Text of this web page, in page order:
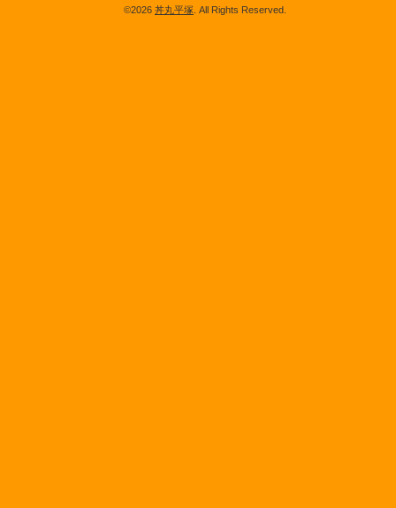
©2026 丼丸平塚 . All Rights Reserved.